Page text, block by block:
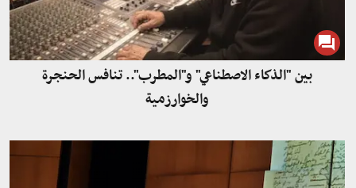
بين "الذكاء الاصطناعي" و"المطرب".. تنافس الحنجرة
والخوارزمية